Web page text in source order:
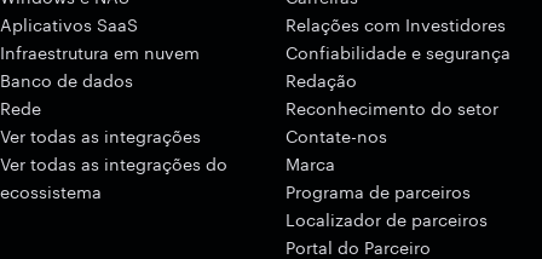
Aplicativos SaaS
Infraestrutura em nuvem
Banco de dados
Rede
Ver todas as integrações
Ver todas as integrações do
ecossistema
Relações com Investidores
Confiabilidade e segurança
Redação
Reconhecimento do setor
Contate-nos
Marca
Programa de parceiros
Localizador de parceiros
Portal do Parceiro